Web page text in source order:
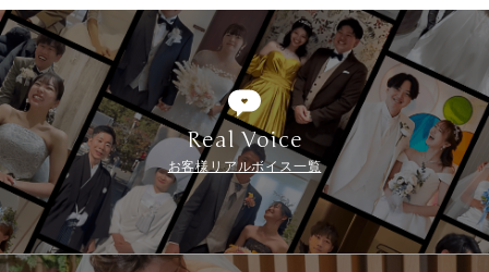
Real Voice
お客様リアルボイス一覧